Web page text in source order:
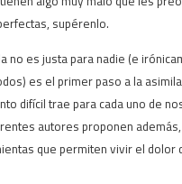
supérenlo.
no es justa para nadie (e
es el primer paso a la
difícil trae para cada uno de
autores proponen
que permiten vivir el dolor